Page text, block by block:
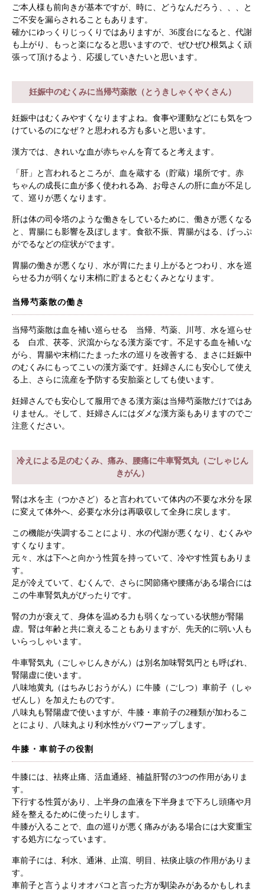
ご本人様も前向きが基本ですが、時に、どうなんだろう、、、と
ご不安を漏らされることもあります。
確かにゆっくりじっくりではありますが、36度台になると、代謝
も上がり、もっと楽になると思いますので、ぜひぜひ根気よく頑
張って頂けるよう、応援していきたいと思います。
妊娠中のむくみに当帰芍薬散（とうきしゃくやくさん）
妊娠中はむくみやすくなりますよね。食事や運動などにも気をつ
けているのになぜ？と思われる方も多いと思います。
漢方では、きれいな血が赤ちゃんを育てると考えます。
「肝」と言われるところが、血を蔵する（貯蔵）場所です。赤
ちゃんの成長に血が多く使われる為、お母さんの肝に血が不足し
て、巡りが悪くなります。
肝は体の司令塔のような働きをしているために、働きが悪くなる
と、胃腸にも影響を及ぼします。食欲不振、胃腸がはる、げっぷ
がでるなどの症状がでます。
胃腸の働きが悪くなり、水が胃にたまり上がるとつわり、水を巡
らせる力が弱くなり末梢に貯まるとむくみとなります。
当帰芍薬散の働き
当帰芍薬散は血を補い巡らせる 当帰、芍薬、川芎、水を巡らせ
る 白朮、茯苓、沢瀉からなる漢方薬です。不足する血を補いな
がら、胃腸や末梢にたまった水の巡りを改善する、まさに妊娠中
のむくみにもってこいの漢方薬です。妊婦さんにも安心して使え
る上、さらに流産を予防する安胎薬としても使います。
妊婦さんでも安心して服用できる漢方薬は当帰芍薬散だけではあ
りません。そして、妊婦さんにはダメな漢方薬もありますのでご
注意ください。
冷えによる足のむくみ、痛み、腰痛に牛車腎気丸（ごしゃじん
きがん）
腎は水を主（つかさど）ると言われていて体内の不要な水分を尿
に変えて体外へ、必要な水分は再吸収して全身に戻します。
この機能が失調することにより、水の代謝が悪くなり、むくみや
すくなります。
元々、水は下へと向かう性質を持っていて、冷やす性質もありま
す。
足が冷えていて、むくんで、さらに関節痛や腰痛がある場合には
この牛車腎気丸がぴったりです。
腎の力が衰えて、身体を温める力も弱くなっている状態が腎陽
虚。腎は年齢と共に衰えることもありますが、先天的に弱い人も
いらっしゃいます。
牛車腎気丸（ごしゃじんきがん）は別名加味腎気円とも呼ばれ、
腎陽虚に使います。
八味地黄丸（はちみじおうがん）に牛膝（ごしつ）車前子（しゃ
ぜんし）を加えたものです。
八味丸も腎陽虚で使いますが、牛膝・車前子の2種類が加わるこ
とにより、八味丸より利水性がパワーアップします。
牛膝・車前子の役割
牛膝には、袪疼止痛、活血通経、補益肝腎の3つの作用がありま
す。
下行する性質があり、上半身の血液を下半身まで下ろし頭痛や月
経を整えるために使ったりします。
牛膝が入ることで、血の巡りが悪く痛みがある場合には大変重宝
する処方になっています。
車前子には、利水、通淋、止瀉、明目、袪痰止咳の作用がありま
す。
車前子と言うよりオオバコと言った方が馴染みがあるかもしれま